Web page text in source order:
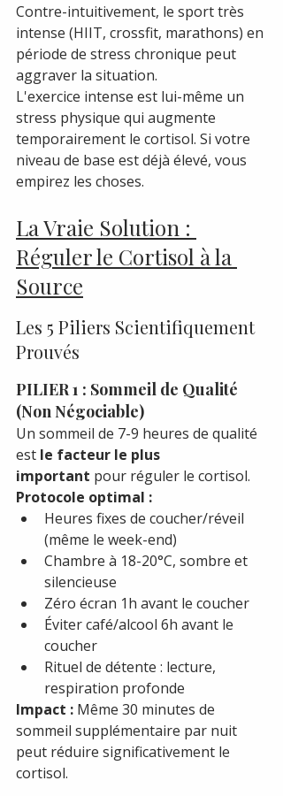
Contre-intuitivement, le sport très
intense (HIIT, crossfit, marathons) en
période de stress chronique peut
aggraver la situation.
L'exercice intense est lui-même un
stress physique qui augmente
temporairement le cortisol. Si votre
niveau de base est déjà élevé, vous
empirez les choses.
La Vraie Solution :
Réguler le Cortisol à la
Source
Les 5 Piliers Scientifiquement
Prouvés
PILIER 1 : Sommeil de Qualité
(Non Négociable)
Un sommeil de 7-9 heures de qualité
est le facteur le plus
important pour réguler le cortisol.
Protocole optimal :
Heures fixes de coucher/réveil
(même le week-end)
Chambre à 18-20°C, sombre et
silencieuse
Zéro écran 1h avant le coucher
Éviter café/alcool 6h avant le
coucher
Rituel de détente : lecture,
respiration profonde
Impact : Même 30 minutes de
sommeil supplémentaire par nuit
peut réduire significativement le
cortisol.